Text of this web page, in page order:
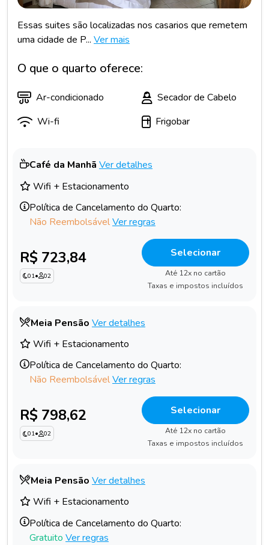
Essas suites são localizadas nos casarios que remetem
uma cidade de P... Ver mais
O que o quarto oferece:
Ar-condicionado
Secador de Cabelo
Wi-fi
Frigobar
Café da Manhã Ver detalhes
Wifi + Estacionamento
Política de Cancelamento do Quarto:
Não ReembolsávelVer regras
R$ 723,84
01• 02
Selecionar
Até 12x no cartão
Taxas e impostos incluídos
Meia Pensão Ver detalhes
Wifi + Estacionamento
Política de Cancelamento do Quarto:
Não ReembolsávelVer regras
R$ 798,62
01• 02
Selecionar
Até 12x no cartão
Taxas e impostos incluídos
Meia Pensão Ver detalhes
Wifi + Estacionamento
Política de Cancelamento do Quarto:
Gratuito Ver regras